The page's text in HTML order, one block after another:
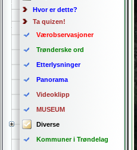
Hvor er dette?
Ta quizen!
Værobservasjoner
Trønderske ord
Etterlysninger
Panorama
Videoklipp
MUSEUM
Diverse
Kommuner i Trøndelag